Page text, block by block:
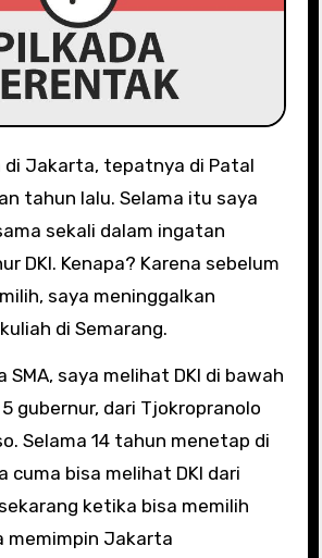
tahun lalu. Selama itu saya
sekali dalam ingatan
DKI. Kenapa? Karena sebelum
saya meninggalkan
di Semarang.
SMA, saya melihat DKI di bawah
gubernur, dari Tjokropranolo
Selama 14 tahun menetap di
cuma bisa melihat DKI dari
ketika bisa memilih
memimpin Jakarta